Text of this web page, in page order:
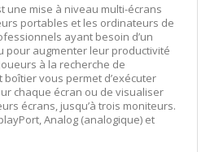
une mise à niveau multi-écrans
portables et les ordinateurs de
ayant besoin d’un
pour augmenter leur productivité
à la recherche de
boîtier vous permet d’exécuter
chaque écran ou de visualiser
écrans, jusqu’à trois moniteurs.
Analog (analogique) et